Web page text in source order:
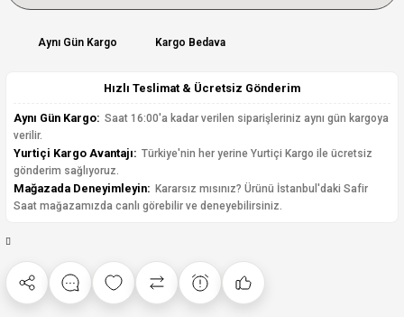
Aynı Gün Kargo Kargo Bedava
Hızlı Teslimat & Ücretsiz Gönderim
Aynı Gün Kargo: Saat 16:00'a kadar verilen siparişleriniz aynı gün kargoya
verilir.
Yurtiçi Kargo Avantajı: Türkiye'nin her yerine Yurtiçi Kargo ile ücretsiz
gönderim sağlıyoruz.
Mağazada Deneyimleyin: Kararsız mısınız? Ürünü İstanbul'daki Safir
Saat mağazamızda canlı görebilir ve deneyebilirsiniz.